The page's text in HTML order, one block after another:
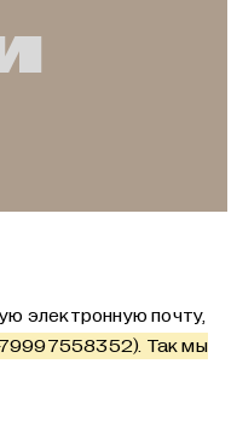
электронную почту,
Так мы